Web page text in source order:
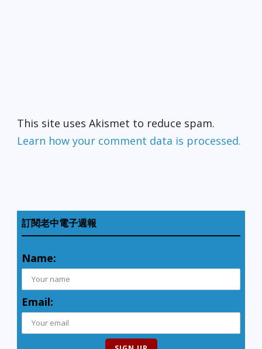
This site uses Akismet to reduce spam.
Learn how your comment data is processed.
訂閱老中電子週報
Name:
Email: